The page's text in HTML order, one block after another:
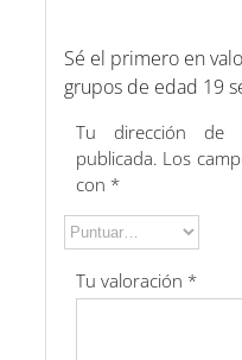
Sé el primero en
grupos de edad 19
Tu dirección de
publicada. Los
con *
Tu valoración *